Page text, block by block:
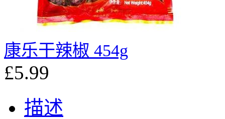
康乐干辣椒 454g
£5.99
描述